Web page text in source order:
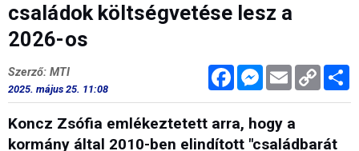
családok költségvetése lesz a
2026-os
FacebookMessenger
Email Copy
Link
Szerző: MTI
2025. május 25. 11:08
Koncz Zsófia emlékeztetett arra, hogy a
kormány által 2010-ben elindított "családbarát